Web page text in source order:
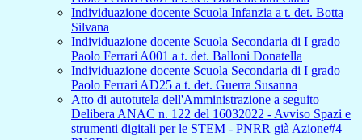
Individuazione docente Scuola Infanzia a t. det. Botta
Silvana
Individuazione docente Scuola Secondaria di I grado
Paolo Ferrari A001 a t. det. Balloni Donatella
Individuazione docente Scuola Secondaria di I grado
Paolo Ferrari AD25 a t. det. Guerra Susanna
Atto di autotutela dell'Amministrazione a seguito
Delibera ANAC n. 122 del 16032022 - Avviso Spazi e
strumenti digitali per le STEM - PNRR già Azione#4